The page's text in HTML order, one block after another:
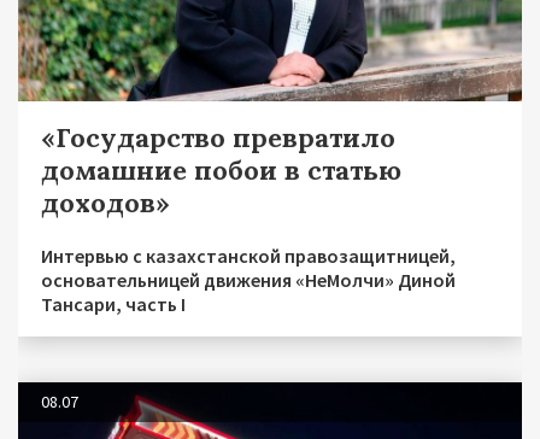
«Государство превратило
домашние побои в статью
доходов»
Интервью с казахстанской правозащитницей,
основательницей движения «НеМолчи» Диной
Тансари, часть I
08.07